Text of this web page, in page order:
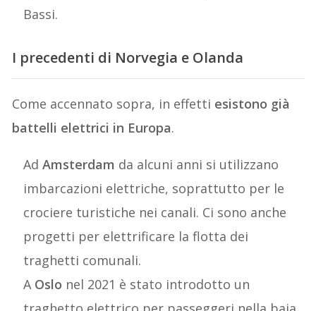
Bassi.
I precedenti di Norvegia e Olanda
Come accennato sopra, in effetti esistono già
battelli elettrici in Europa.
AdAmsterdam da alcuni anni si utilizzano
imbarcazioni elettriche, soprattutto per le
crociere turistiche nei canali. Ci sono anche
progetti per elettrificare la flotta dei
traghetti comunali.
A Oslo nel 2021 è stato introdotto un